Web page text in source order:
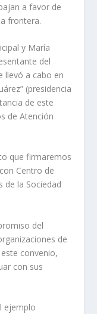
a favor de
frontera.
y María
del
llevó a cabo en
(presidencia
de este
de Atención
que firmaremos
Centro de
de la Sociedad
del
de
convenio,
con sus
ejemplo